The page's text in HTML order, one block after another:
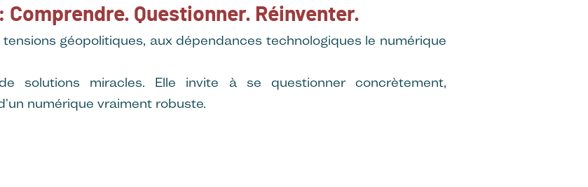
Comprendre. Questionner. Réinventer.
géopolitiques, aux dépendances technologiques le numérique
solutions miracles. Elle invite à se questionner concrètement,
numérique vraiment robuste.